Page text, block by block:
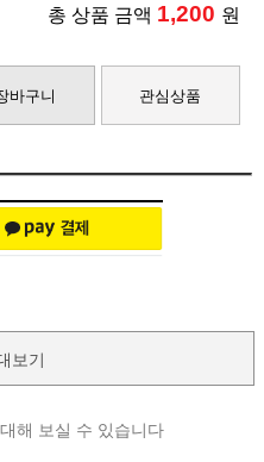
총 상품 금액 1,200 원
바구니 관심상품
보기
해 보실 수 있습니다